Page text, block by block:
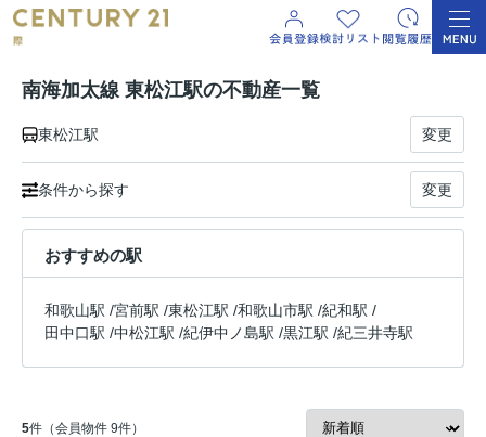
南海加太線 東松江駅の不動産一覧
東松江駅 変更
条件から探す 変更
おすすめの駅
和歌山駅 /宮前駅 /東松江駅 /和歌山市駅 /紀和駅 /
田中口駅 /中松江駅 /紀伊中ノ島駅 /黒江駅 /紀三井寺駅
5件（会員物件 9件）